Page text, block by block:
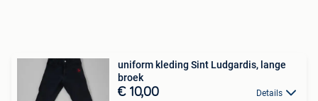
uniform kleding Sint Ludgardis, lange
broek
€ 10,00 Details